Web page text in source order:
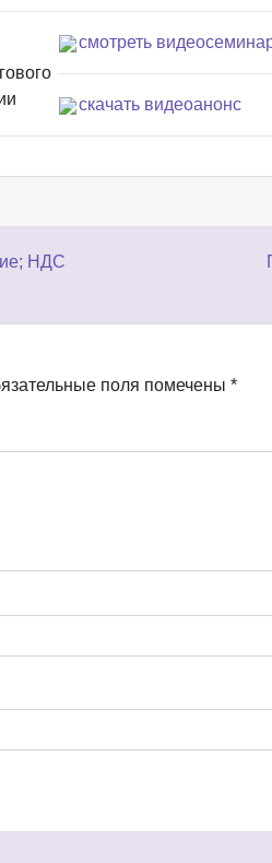
смотреть
скачать видеоанонс
НДС
поля помечены *